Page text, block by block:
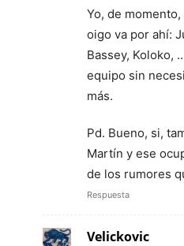
Yo, de
oigo va por ahí:
Bassey, Koloko,
equipo sin
más.
Pd. Bueno, si,
Martín y ese
de los rumores
Respuesta
Velickovic